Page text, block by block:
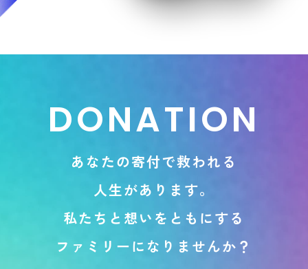
DONATION
あ な たの寄付で救われ る
人生があ り ま す。
私た ち と 想い を と も にする
フ ァ ミ リ ーに な り ま せんか ？